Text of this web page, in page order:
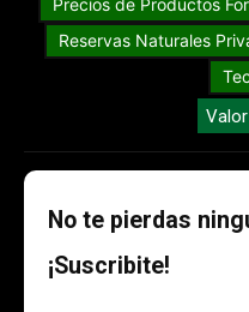
Reservas Naturales
No te pierdas
¡Suscribite!